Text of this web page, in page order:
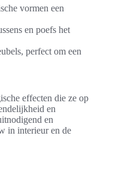
vormen een
en poefs het
perfect om een
effecten die ze op
en
en
in interieur en de